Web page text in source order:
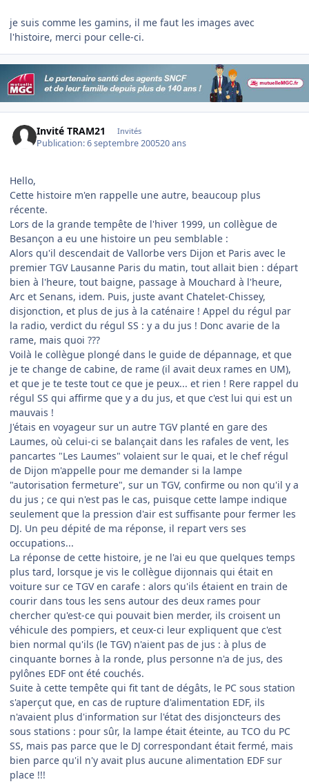
je suis comme les gamins, il me faut les images avec
l'histoire, merci pour celle-ci.
Invité TRAM21 Invités
Publication:6 septembre 200520 ans
Hello,
Cette histoire m'en rappelle une autre, beaucoup plus
récente.
Lors de la grande tempête de l'hiver 1999, un collègue de
Besançon a eu une histoire un peu semblable :
Alors qu'il descendait de Vallorbe vers Dijon et Paris avec le
premier TGV Lausanne Paris du matin, tout allait bien : départ
bien à l'heure, tout baigne, passage à Mouchard à l'heure,
Arc et Senans, idem. Puis, juste avant Chatelet-Chissey,
disjonction, et plus de jus à la caténaire ! Appel du régul par
la radio, verdict du régul SS : y a du jus ! Donc avarie de la
rame, mais quoi ???
Voilà le collègue plongé dans le guide de dépannage, et que
je te change de cabine, de rame (il avait deux rames en UM),
et que je te teste tout ce que je peux... et rien ! Rere rappel du
régul SS qui affirme que y a du jus, et que c'est lui qui est un
mauvais !
J'étais en voyageur sur un autre TGV planté en gare des
Laumes, où celui-ci se balançait dans les rafales de vent, les
pancartes "Les Laumes" volaient sur le quai, et le chef régul
de Dijon m'appelle pour me demander si la lampe
"autorisation fermeture", sur un TGV, confirme ou non qu'il y a
du jus ; ce qui n'est pas le cas, puisque cette lampe indique
seulement que la pression d'air est suffisante pour fermer les
DJ. Un peu dépité de ma réponse, il repart vers ses
occupations...
La réponse de cette histoire, je ne l'ai eu que quelques temps
plus tard, lorsque je vis le collègue dijonnais qui était en
voiture sur ce TGV en carafe : alors qu'ils étaient en train de
courir dans tous les sens autour des deux rames pour
chercher qu'est-ce qui pouvait bien merder, ils croisent un
véhicule des pompiers, et ceux-ci leur expliquent que c'est
bien normal qu'ils (le TGV) n'aient pas de jus : à plus de
cinquante bornes à la ronde, plus personne n'a de jus, des
pylônes EDF ont été couchés.
Suite à cette tempête qui fit tant de dégâts, le PC sous station
s'aperçut que, en cas de rupture d'alimentation EDF, ils
n'avaient plus d'information sur l'état des disjoncteurs des
sous stations : pour sûr, la lampe était éteinte, au TCO du PC
SS, mais pas parce que le DJ correspondant était fermé, mais
bien parce qu'il n'y avait plus aucune alimentation EDF sur
place !!!